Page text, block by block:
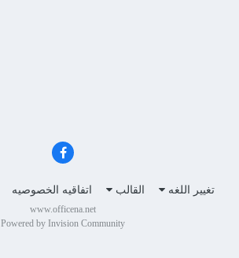
تغيير اللغه القالب اتفاقيه الخصوصيه
www.officena.net
Powered by Invision Community